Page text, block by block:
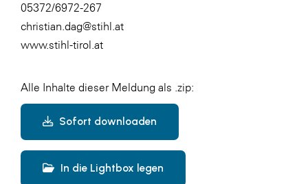
05372/6972-267
christian.dag@stihl.at
www.stihl-tirol.at
Alle Inhalte dieser Meldung als .zip:
Sofort downloaden
In die Lightbox legen